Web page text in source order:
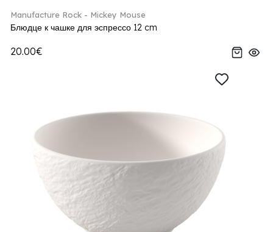
Manufacture Rock - Mickey Mouse
Блюдце к чашке для эспрессо 12 cm
20.00€